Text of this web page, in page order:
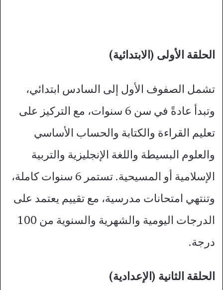
الحلقة الأولى (الابتدائية)
تشمل الصفوف الأول إلى السادس ابتدائي،
وتبدأ عادةً في سن 6 سنوات، مع التركيز على
تعليم القراءة والكتابة والحساب الأساسي
والعلوم البسيطة واللغة الإنجليزية والتربية
الإسلامية أو المسيحية. تستمر 6 سنوات كاملة،
وتنتهي امتحانات مدرسية، مع تقييم يعتمد على
الدرجات اليومية والشهرية والسنوية من 100
درجة.​
الحلقة الثانية (الإعدادية)